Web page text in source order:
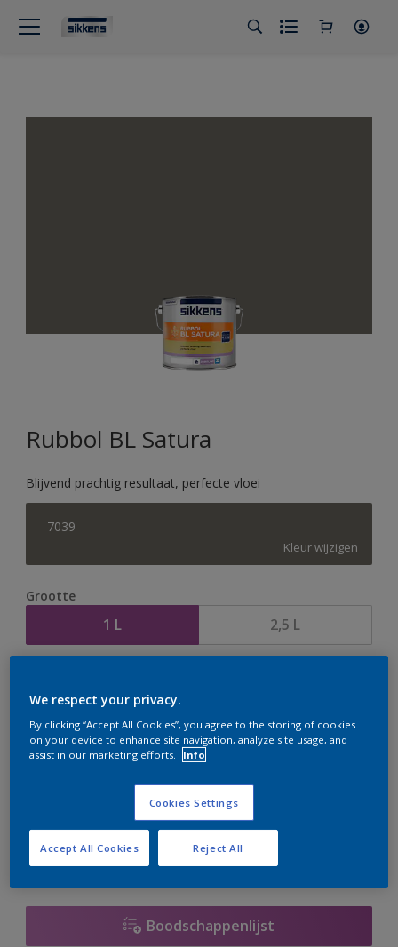
Rubbol BL Satura
Blijvend prachtig resultaat, perfecte vloei
7039
Kleur wijzigen
Grootte
1 L 2,5 L
er hard aan om de voorraad aan te vullen.
Boodschappenlijst
We respect your privacy.
By clicking “Accept All Cookies”, you agree to the storing of cookies
on your device to enhance site navigation, analyze site usage, and
assist in our marketing efforts.
Info
Cookies Settings
Reject All
Accept All Cookies